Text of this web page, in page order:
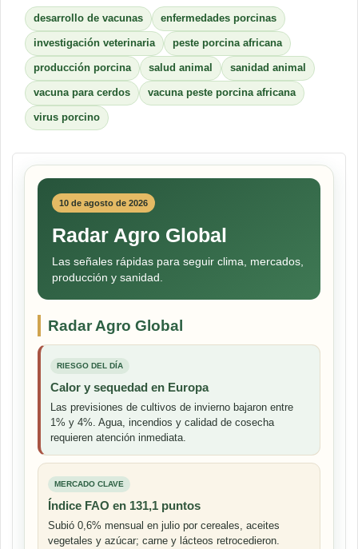
desarrollo de vacunas enfermedades porcinas
investigación veterinaria peste porcina africana
producción porcina salud animal sanidad animal
vacuna para cerdos vacuna peste porcina africana
virus porcino
10 de agosto de 2026
Radar Agro Global
Las señales rápidas para seguir clima, mercados,
producción y sanidad.
Radar Agro Global
RIESGO DEL DÍA
Calor y sequedad en Europa
Las previsiones de cultivos de invierno bajaron entre
1% y 4%. Agua, incendios y calidad de cosecha
requieren atención inmediata.
MERCADO CLAVE
Índice FAO en 131,1 puntos
Subió 0,6% mensual en julio por cereales, aceites
vegetales y azúcar; carne y lácteos retrocedieron.